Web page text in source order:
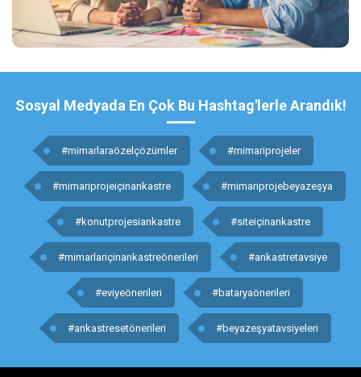
Sosyal Medyada En Çok Bu Hashtag'lerle Arandık!
#mimarlaraözelçözümler #mimariprojeler
#mimariprojeiçinankastre #mimariprojebeyazeşya
#konutprojesiankastre #siteiçinankastre
#mimarlariçinankastreönerileri #ankastretavsiye
#eviyeönerileri #bataryaönerileri
#ankastresetönerileri #beyazeşyatavsiyeleri